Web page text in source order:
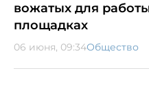
вожатых для
площадках
06 июня, 09:34Общество